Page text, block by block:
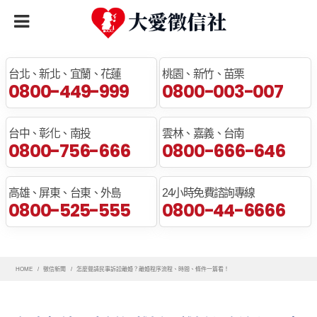
全臺免費諮詢專線
台北、新北、宜蘭、花蓮
0800-449-999
桃園、新竹、苗栗
0800-003-007
台中、彰化、南投
0800-756-666
雲林、嘉義、台南
0800-666-646
高雄、屏東、台東、外島
0800-525-555
24小時免費諮詢專線
0800-44-6666
HOME 徵信新聞 怎麼聲請民事訴訟離婚？離婚程序流程、時間、條件一篇看！